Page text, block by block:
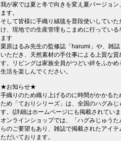
我が家では夏と冬で向きを変え夏バージョ
ます。
そして皆様に手織り絨毯を普段使いしてい
け、現地での生産管理もこまめに行ってい
ます
栗原はるみ先生の監修誌「harumi」や、雑
いただき、天然素材の手仕事による上質な
す。リビングは家族全員がつどい絆をふか
生活を楽しんでください。
★お知らせ★
手織りのため織り上げるのに時間がかかる
ため「ておりシリーズ」は、全国のハグみ
す。(詳細はホームページにも掲載されてい
オンラインショップでは、「ハグみじゅう
らのご要望もあり、雑誌で掲載されたアイ
ただいております。